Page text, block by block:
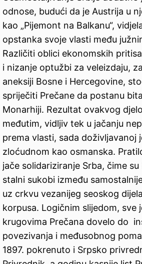
odnose, budući da je Austrija u
kao „Pijemont na Balkanu“,
opstanka svoje vlasti među
Različiti oblici ekonomskih
i nizanje optužbi za veleizdaju,
aneksiji Bosne i Hercegovine,
spriječiti Prečane da postanu
Monarhiji. Rezultat ovakvog
međutim, vidljiv tek u jačanju
prema vlasti, sada doživljavanoj
zloćudnom kao osmanska.
jače solidariziranje Srba, čime
stalni sukobi između
uz crkvu vezanijeg seoskog
korpusa. Logičnim slijedom, sve
krugovima Prečana dovelo do
povezivanja i međusobnog
1897. pokrenuto i Srpsko